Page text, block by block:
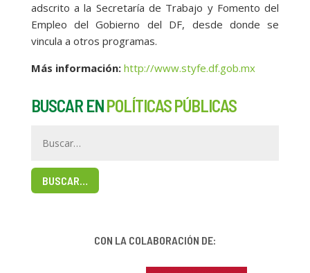
adscrito a la Secretaría de Trabajo y Fomento del
Empleo del Gobierno del DF, desde donde se
vincula a otros programas.
Más información: http://www.styfe.df.gob.mx
BUSCAR ENPOLÍTICAS PÚBLICAS
BUSCAR…
CON LA COLABORACIÓN DE: